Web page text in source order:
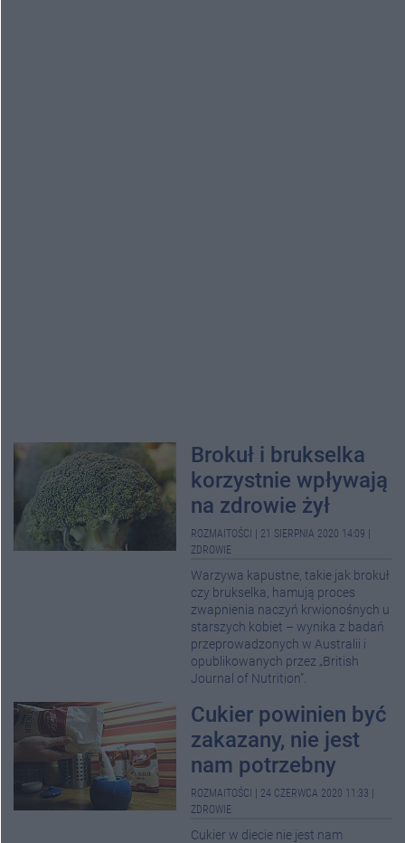
Brokuł i brukselka
korzystnie wpływają
na zdrowie żył
ROZMAITOŚCI 21 SIERPNIA 2020 14:09
ZDROWIE
Warzywa kapustne, takie jak brokuł
czy brukselka, hamują proces
zwapnienia naczyń krwionośnych u
starszych kobiet – wynika z badań
przeprowadzonych w Australii i
opublikowanych przez „British
Journal of Nutrition”.
Cukier powinien być
zakazany, nie jest
nam potrzebny
ROZMAITOŚCI 24 CZERWCA 2020 11:33
ZDROWIE
Cukier w diecie nie jest nam